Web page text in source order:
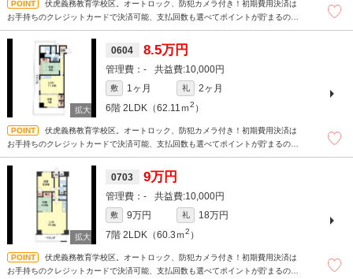
伏虎義務教育学校区。オートロック、防犯カメラ付き！初期費用決済は
お手持ちのクレジットカードで決済可能、支払回数も選べてポイントが貯まるので
じてポイントが貯まります。
0604 8.5万円
- 10,000円
敷 1ヶ月 礼
2ヶ月
6階 2LDK（62.11ｍ2 ）
伏虎義務教育学校区。オートロック、防犯カメラ付き！初期費用決済は
お手持ちのクレジットカードで決済可能、支払回数も選べてポイントが貯まるので
じてポイントが貯まります。
0703 9万円
- 10,000円
敷 9万円 礼
18万円
7階 2LDK（60.3ｍ2 ）
伏虎義務教育学校区。オートロック、防犯カメラ付き！初期費用決済は
お手持ちのクレジットカードで決済可能、支払回数も選べてポイントが貯まるので